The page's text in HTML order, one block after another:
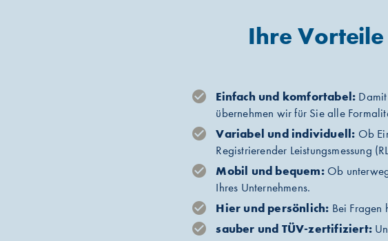
Ihre
Einfach und komfortabel:
übernehmen wir für Sie alle
Variabel und individuell: Ob
Registrierender Leistungsmessung
Mobil und bequem:Ob
Ihres Unternehmens.
Hier und persönlich: Bei Fragen
sauber und TÜV-zertifiziert: